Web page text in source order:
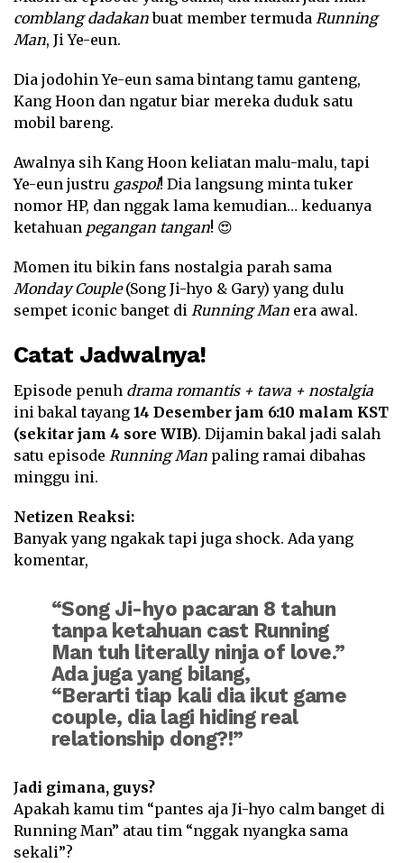
comblang dadakanbuat member termuda Running
Man, Ji Ye-eun.
Dia jodohin Ye-eun sama bintang tamu ganteng,
Kang Hoon dan ngatur biar mereka duduk satu
mobil bareng.
Awalnya sih Kang Hoon keliatan malu-malu, tapi
Ye-eun justru gaspol! Dia langsung minta tuker
nomor HP, dan nggak lama kemudian… keduanya
ketahuan pegangan tangan! 😍
Momen itu bikin fans nostalgia parah sama
Monday Couple(Song Ji-hyo & Gary) yang dulu
sempet iconic banget di Running Man era awal.
Catat Jadwalnya!
Episode penuh drama romantis + tawa + nostalgia
ini bakal tayang 14 Desember jam 6:10 malam KST
(sekitar jam 4 sore WIB). Dijamin bakal jadi salah
satu episode Running Man paling ramai dibahas
minggu ini.
Netizen Reaksi:
Banyak yang ngakak tapi juga shock. Ada yang
komentar,
“Song Ji-hyo pacaran 8 tahun
tanpa ketahuan cast Running
Man tuh literally ninja of love.”
Ada juga yang bilang,
“Berarti tiap kali dia ikut game
couple, dia lagi hiding real
relationship dong?!”
Jadi gimana, guys?
Apakah kamu tim “pantes aja Ji-hyo calm banget di
Running Man” atau tim “nggak nyangka sama
sekali”?